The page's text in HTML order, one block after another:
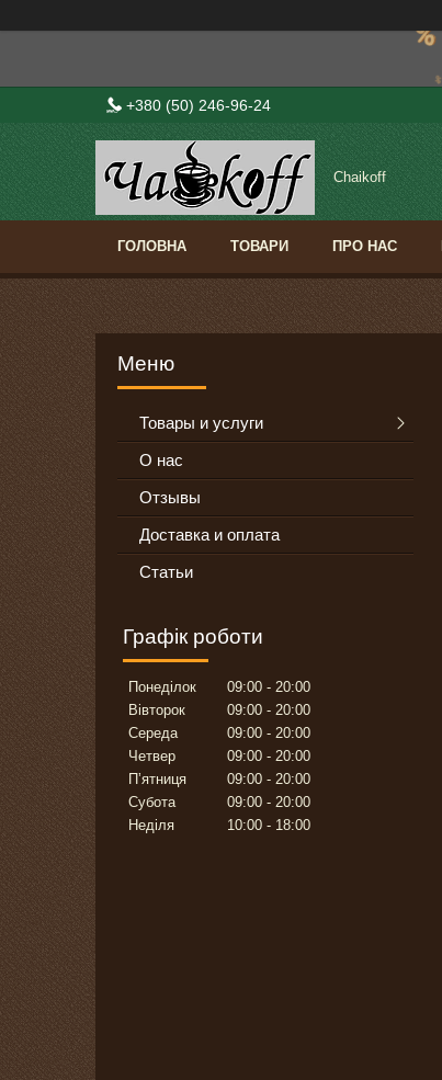
+380 (50) 246-96-24
Сhaikoff
ГОЛОВНА ТОВАРИ ПРО НАС
Товары и услуги
О нас
Отзывы
Доставка и оплата
Статьи
Графік роботи
Понеділок 09:00
20:00
Вівторок
09:00
20:00
Середа
09:00
20:00
Четвер
09:00
20:00
Пʼятниця
09:00
20:00
Субота
09:00
20:00
Неділя
10:00 18:00